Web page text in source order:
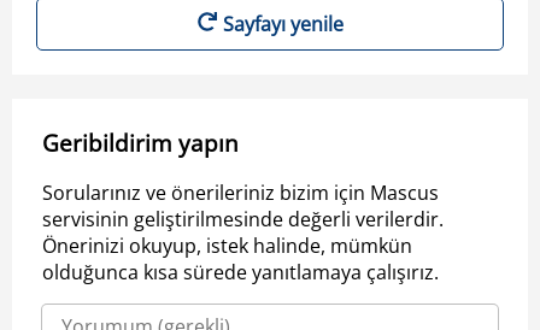
Sayfayı yenile
Geribildirim yapın
Sorularınız ve önerileriniz bizim için Mascus
servisinin geliştirilmesinde değerli verilerdir.
Önerinizi okuyup, istek halinde, mümkün
olduğunca kısa sürede yanıtlamaya çalışırız.